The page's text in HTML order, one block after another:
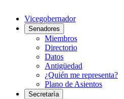
Vicegobernador
Senadores
Miembros
Directorio
Datos
Antigüedad
¿Quién me representa?
Plano de Asientos
Secretaría